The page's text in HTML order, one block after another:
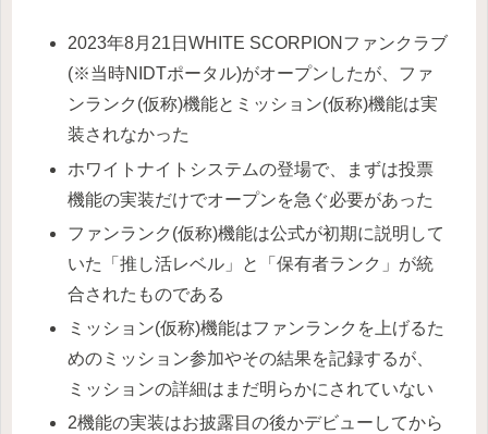
2023年8月21日WHITE SCORPIONファンクラブ
(※当時NIDTポータル)がオープンしたが、ファ
ンランク(仮称)機能とミッション(仮称)機能は実
装されなかった
ホワイトナイトシステムの登場で、まずは投票
機能の実装だけでオープンを急ぐ必要があった
ファンランク(仮称)機能は公式が初期に説明して
いた「推し活レベル」と「保有者ランク」が統
合されたものである
ミッション(仮称)機能はファンランクを上げるた
めのミッション参加やその結果を記録するが、
ミッションの詳細はまだ明らかにされていない
2機能の実装はお披露目の後かデビューしてから